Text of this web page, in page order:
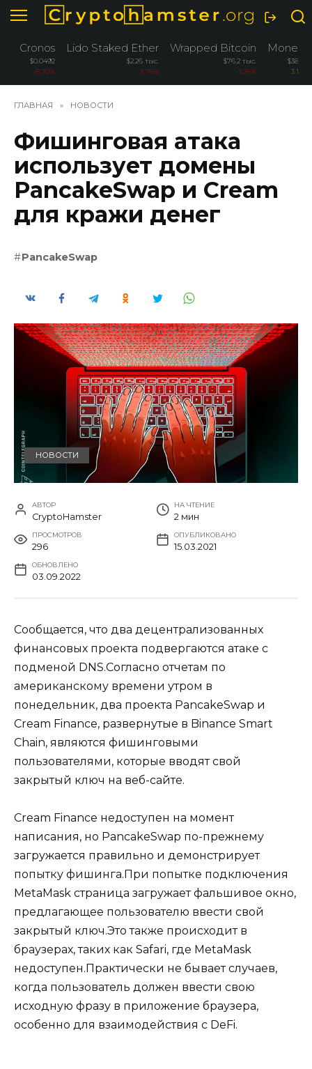
Перейти
содержанию
Cronos
$0.0492
-8.70%
Lido Staked Ether
$2.26 тыс.
-3.76%
Wrapped Bitcoin
$76.2 тыс.
-3.26%
Monero
$384.4
3.10%
ГЛАВНАЯ » НОВОСТИ
Фишинговая атака
использует домены
PancakeSwap и Cream
для кражи денег
PancakeSwap
НОВОСТИ
АВТОР
CryptoHamster
НА ЧТЕНИЕ
2 мин
ПРОСМОТРОВ
296
ОПУБЛИКОВАНО
15.03.2021
ОБНОВЛЕНО
03.09.2022
Сообщается, что два децентрализованных
финансовых проекта подвергаются атаке с
подменой DNS.Согласно отчетам по
американскому времени утром в
понедельник, два проекта PancakeSwap и
Cream Finance, развернутые в Binance Smart
Chain, являются фишинговыми
пользователями, которые вводят свой
закрытый ключ на веб-сайте.
Cream Finance недоступен на момент
написания, но PancakeSwap по-прежнему
загружается правильно и демонстрирует
попытку фишинга.При попытке подключения
MetaMask страница загружает фальшивое окно,
предлагающее пользователю ввести свой
закрытый ключ.Это также происходит в
браузерах, таких как Safari, где MetaMask
недоступен.Практически не бывает случаев,
когда пользователь должен ввести свою
исходную фразу в приложение браузера,
особенно для взаимодействия с DeFi.